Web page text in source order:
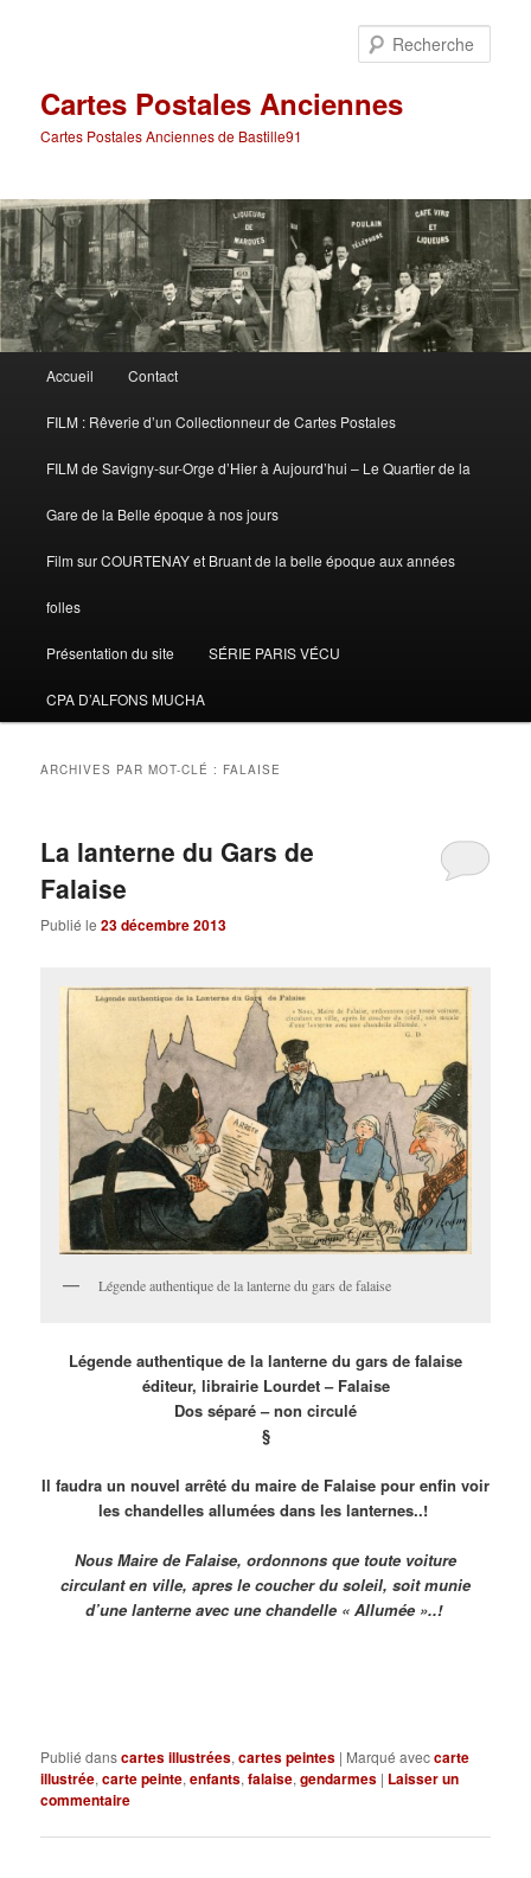
Cartes Postales Anciennes
Cartes Postales Anciennes de Bastille91
principal
Accueil Contact
FILM : Rêverie d’un Collectionneur de Cartes Postales
FILM de Savigny-sur-Orge d’Hier à Aujourd’hui – Le Quartier de la
Gare de la Belle époque à nos jours
Film sur COURTENAY et Bruant de la belle époque aux années
folles
Présentation du site SÉRIE PARIS VÉCU
CPA D’ALFONS MUCHA
ARCHIVES PAR MOT-CLÉ : FALAISE
La lanterne du Gars de
Falaise
Publié le23 décembre 2013
Légende authentique de la lanterne du gars de falaise
Légende authentique de la lanterne du gars de falaise
éditeur, librairie Lourdet – Falaise
Dos séparé – non circulé
§
Il faudra un nouvel arrêté du maire de Falaise pour enfin voir
les chandelles allumées dans les lanternes..!
Nous Maire de Falaise, ordonnons que toute voiture
circulant en ville, apres le coucher du soleil, soit munie
d’une lanterne avec une chandelle « Allumée »..!
Publié danscartes illustrées,cartes peintes | Marqué aveccarte
illustrée,carte peinte,enfants,falaise,gendarmes | Laisser un
commentaire